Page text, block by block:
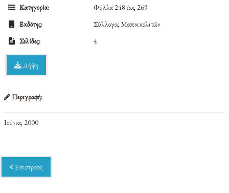
Κατηγορία:
Φύλλα 248 έως 269
Εκδότης:
Σύλλογος Μεσενικολιτών
Σελίδες:
4
Λήψη
Περιγραφή:
Ιούνιος 2000
Επιστροφή